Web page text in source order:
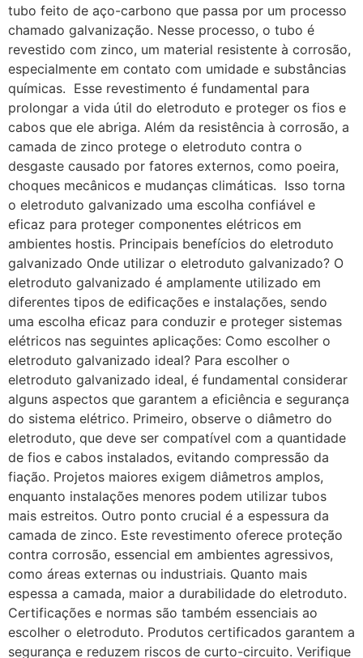
tubo feito de aço-carbono que passa por um processo
chamado galvanização. Nesse processo, o tubo é
revestido com zinco, um material resistente à corrosão,
especialmente em contato com umidade e substâncias
químicas. Esse revestimento é fundamental para
prolongar a vida útil do eletroduto e proteger os fios e
cabos que ele abriga. Além da resistência à corrosão, a
camada de zinco protege o eletroduto contra o
desgaste causado por fatores externos, como poeira,
choques mecânicos e mudanças climáticas. Isso torna
o eletroduto galvanizado uma escolha confiável e
eficaz para proteger componentes elétricos em
ambientes hostis. Principais benefícios do eletroduto
galvanizado Onde utilizar o eletroduto galvanizado? O
eletroduto galvanizado é amplamente utilizado em
diferentes tipos de edificações e instalações, sendo
uma escolha eficaz para conduzir e proteger sistemas
elétricos nas seguintes aplicações: Como escolher o
eletroduto galvanizado ideal? Para escolher o
eletroduto galvanizado ideal, é fundamental considerar
alguns aspectos que garantem a eficiência e segurança
do sistema elétrico. Primeiro, observe o diâmetro do
eletroduto, que deve ser compatível com a quantidade
de fios e cabos instalados, evitando compressão da
fiação. Projetos maiores exigem diâmetros amplos,
enquanto instalações menores podem utilizar tubos
mais estreitos. Outro ponto crucial é a espessura da
camada de zinco. Este revestimento oferece proteção
contra corrosão, essencial em ambientes agressivos,
como áreas externas ou industriais. Quanto mais
espessa a camada, maior a durabilidade do eletroduto.
Certificações e normas são também essenciais ao
escolher o eletroduto. Produtos certificados garantem a
segurança e reduzem riscos de curto-circuito. Verifique